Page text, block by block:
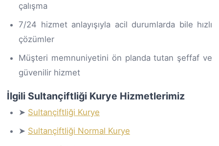
çalışma
7/24 hizmet anlayışıyla acil durumlarda bile hızlı
çözümler
Müşteri memnuniyetini ön planda tutan şeffaf ve
güvenilir hizmet
İlgili Sultançiftliği Kurye Hizmetlerimiz
➤ Sultançiftliği Kurye
➤ Sultançiftliği Normal Kurye